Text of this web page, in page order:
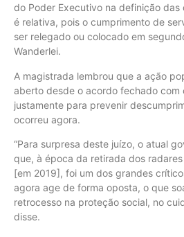
do Poder Executivo na definição
é relativa, pois o cumprimento de
ser relegado ou colocado em
Wanderlei.
A magistrada lembrou que a ação
aberto desde o acordo fechado com
justamente para prevenir
ocorreu agora.
“Para surpresa deste juízo, o atual
que, à época da retirada dos
[em 2019], foi um dos grandes
agora age de forma oposta, o que
retrocesso na proteção social, no
disse.